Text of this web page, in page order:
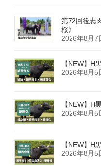
第72回後志
桜》
2026年8月7
【NEW】H
2026年8月5
【NEW】H
2026年8月5
【NEW】H
2026年8月5